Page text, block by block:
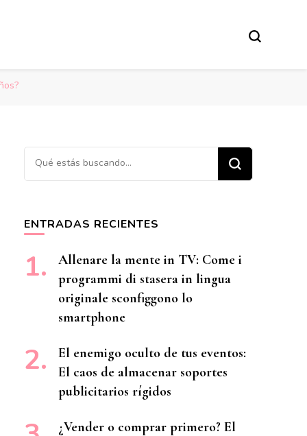
¿Buscas algo?
ENTRADAS RECIENTES
Allenare la mente in TV: Come i
programmi di stasera in lingua
originale sconfiggono lo
smartphone
El enemigo oculto de tus eventos:
El caos de almacenar soportes
publicitarios rígidos
¿Vender o comprar primero? El